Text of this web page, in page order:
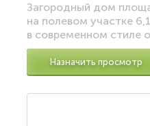
Загородный дом
на полевом участке
в современном стиле
Назначить просмотр